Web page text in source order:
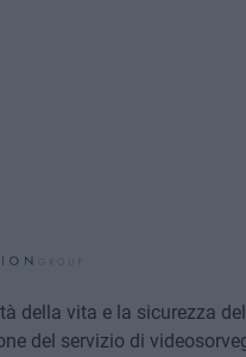
della vita e la sicurezza
del servizio di